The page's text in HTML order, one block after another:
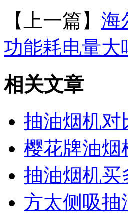
【上一篇】 海
功能耗电量大
相关文章
抽油烟机对
樱花牌油烟
抽油烟机买
方太侧吸